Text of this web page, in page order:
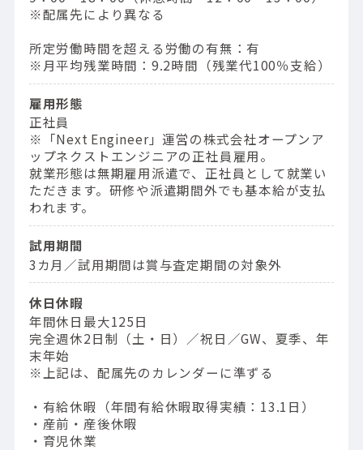
※配属先により異なる
所定労働時間を超える労働の有無：有
※月平均残業時間：9.2時間（残業代100％支給）
雇用形態
正社員
※「Next Engineer」運営の株式会社オープンア
ップネクストエンジニアの正社員雇用。
就業形態は無期雇用派遣で、正社員として就業い
ただきます。研修や派遣期間外でも基本給が支払
われます。
試用期間
3カ月／試用期間は賞与査定期間の対象外
休日休暇
年間休日最大125日
完全週休2日制（土・日）／祝日／GW、夏季、年
末年始
※上記は、配属先のカレンダーに準ずる
・有給休暇（年間有給休暇取得実績：13.1日）
・産前・産後休暇
・育児休業